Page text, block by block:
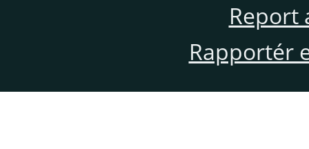
Report
Rapportér